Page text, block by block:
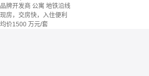
品牌开发商 公寓 地铁沿线
现房，交房快，入住便利
均价1500 万元/套